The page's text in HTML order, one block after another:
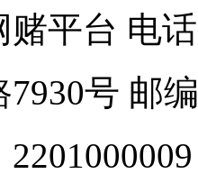
赌平台 电
号 邮